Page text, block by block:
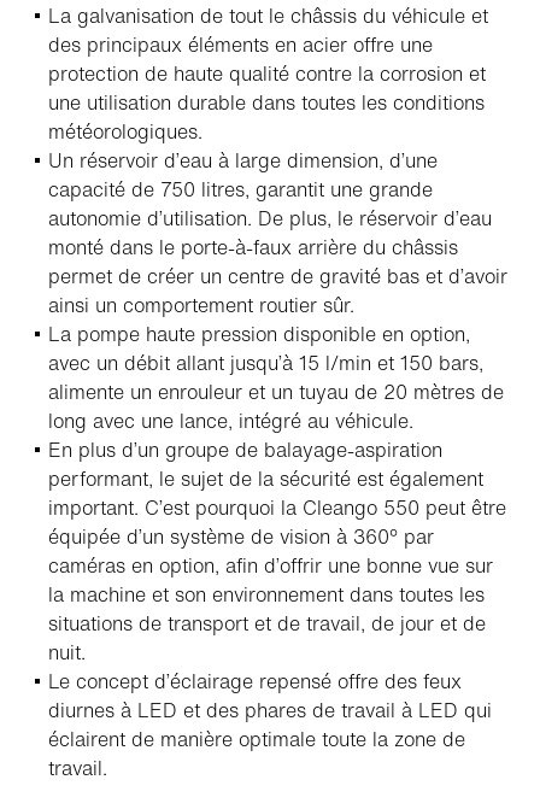
La galvanisation de tout le châssis du véhicule et
des principaux éléments en acier offre une
protection de haute qualité contre la corrosion et
une utilisation durable dans toutes les conditions
météorologiques.
Un réservoir d’eau à large dimension, d’une
capacité de 750 litres, garantit une grande
autonomie d’utilisation. De plus, le réservoir d’eau
monté dans le porte-à-faux arrière du châssis
permet de créer un centre de gravité bas et d’avoir
ainsi un comportement routier sûr.
La pompe haute pression disponible en option,
avec un débit allant jusqu’à 15 l/min et 150 bars,
alimente un enrouleur et un tuyau de 20 mètres de
long avec une lance, intégré au véhicule.
En plus d’un groupe de balayage-aspiration
performant, le sujet de la sécurité est également
important. C’est pourquoi la Cleango 550 peut être
équipée d’un système de vision à 360° par
caméras en option, afin d’offrir une bonne vue sur
la machine et son environnement dans toutes les
situations de transport et de travail, de jour et de
nuit.
Le concept d’éclairage repensé offre des feux
diurnes à LED et des phares de travail à LED qui
éclairent de manière optimale toute la zone de
travail.